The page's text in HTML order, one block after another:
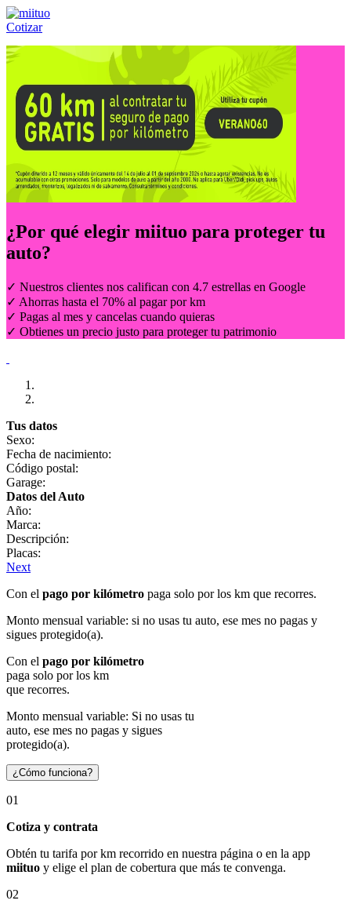
Cotizar
Llámanos al:(55) 84-21-05-00 ó
¿Por qué elegir miituo para proteger tu
auto?
✓ Nuestros clientes nos califican con 4.7 estrellas en Google
✓ Ahorras hasta el 70% al pagar por km
✓ Pagas al mes y cancelas cuando quieras
✓ Obtienes un precio justo para proteger tu patrimonio
Tus datos
Sexo:
Fecha de nacimiento:
Código postal:
Garage:
Datos del Auto
Año:
Marca:
Descripción:
Placas:
Next
Con el pago por kilómetro paga solo por los km que recorres.
Monto mensual variable: si no usas tu auto, ese mes no pagas y
sigues protegido(a).
Con el pago por kilómetro
paga solo por los km
que recorres.
Monto mensual variable: Si no usas tu
auto, ese mes no pagas y sigues
protegido(a).
¿Cómo funciona?
01
Cotiza y contrata
Obtén tu tarifa por km recorrido en nuestra página o en la app
miituo y elige el plan de cobertura que más te convenga.
02